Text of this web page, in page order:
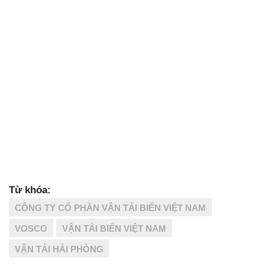
Từ khóa:
CÔNG TY CỔ PHẦN VẬN TẢI BIỂN VIỆT NAM
VOSCO VẬN TẢI BIỂN VIỆT NAM
VẬN TẢI HẢI PHÒNG